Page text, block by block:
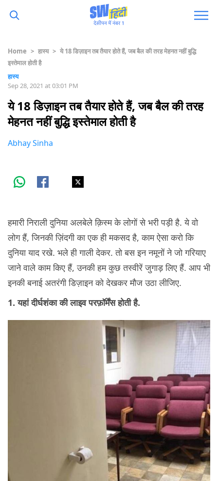
Home > हास्य > ये 18 डिज़ाइन तब तैयार होते हैं, जब बैल की तरह मेहनत नहीं बुद्धि
इस्तेमाल होती है
हास्य
Sep 28, 2021 at 03:01 PM
ये 18 डिज़ाइन तब तैयार होते हैं, जब बैल की तरह
मेहनत नहीं बुद्धि इस्तेमाल होती है
Abhay Sinha
हमारी निराली दुनिया अलबेले क़िस्म के लोगों से भरी पड़ी है. ये वो
लोग हैं, जिनकी ज़िंदगी का एक ही मकसद है, काम ऐसा करो कि
दुनिया याद रखे. भले ही गाली देकर. तो बस इन नमूनों ने जो गरियाए
जाने वाले काम किए हैं, उनकी हम कुछ तस्वीरें जुगाड़ लिए हैं. आप भी
इनकी बनाई अतरंगी डिज़ाइन को देखकर मौज उठा लीजिए.
1. यहां दीर्घशंका की लाइव परफ़ॉर्मेंस होती है.